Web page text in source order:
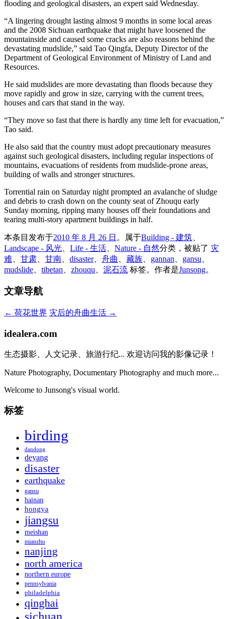
flooding and geological disasters, an expert said Wednesday.
“A lingering drought lasting almost 9 months in some local areas
and the 2008 Sichuan earthquake that might have loosened the
mountainside and caused some cracks are also reasons behind the
devastating mudslide,” said Tao Qingfa, Deputy Director of the
Department of Geological Environment of Ministry of Land and
Resources.
He said mudslides are more devastating than floods because they
move rapidly and grow in size, carrying with the current trees,
houses and cars that stand in the way.
“They move so fast that there is hardly any time left for evacuation,”
Tao said.
He also said that the country must adopt precautionary measures
against such geological disasters, including regular inspections of
mountains, evacuations of residents from mudslide-prone areas,
building of walls and stronger structures.
Torrential rain on Saturday night prompted an avalanche of sludge
and debris to crash down on the county seat of Zhouqu early
Sunday morning, ripping many houses off their foundations and
tearing multi-story apartment buildings in half.
本条目发布于2010 年 8 月 26 日 。属于Building - 建筑
Landscape - 风光
Life - 生活 Nature - 自然分类，被贴了 灾
难
甘肃 甘南 disaster、 舟曲 藏族 gannan gansu
mudslide
tibetan zhouqu 泥石流 标签。 作者是Junsong。
文章导航
← 荷花世界 灾后的舟曲生活 →
idealera.com
生态摄影、人文记录、旅游行纪... 欢迎访问我的影像记录！
Nature Photography, Documentary Photography and much more...
Welcome to Junsong's visual world.
标签
birding
dandong
deyang
disaster
earthquake
gansu
hainan
hongya
jiangsu
meishan
mianzhu
nanjing
north america
northern europe
pennsylvania
philadelphia
qinghai